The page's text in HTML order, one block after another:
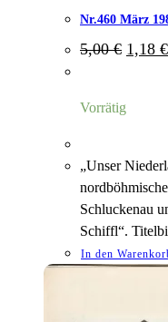
Nr.460 März
5,00€
Preis
1,18 €
Vorrätig
„Unser
Schluckenau
Schiffl“.
In den